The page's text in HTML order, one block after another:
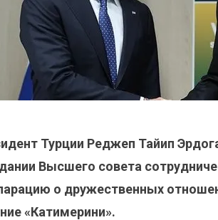
Турции Реджеп Тайип
Высшего совета
о дружественных
«Катимерини».